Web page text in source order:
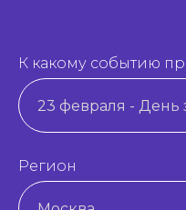
К какому событию
Регион